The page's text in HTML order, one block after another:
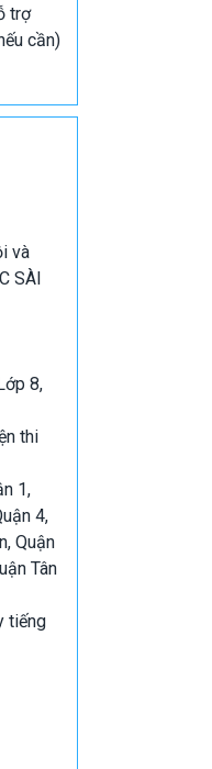
trợ
cần)
và
SÀI
8,
thi
1,
4,
Quận
Tân
tiếng